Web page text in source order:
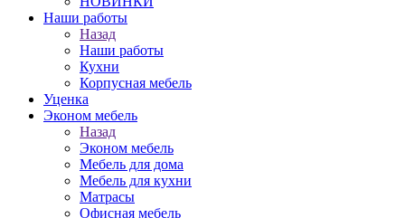
Наши работы
Назад
Наши работы
Кухни
Корпусная мебель
Уценка
Эконом мебель
Назад
Эконом мебель
Мебель для дома
Мебель для кухни
Матрасы
Офисная мебель